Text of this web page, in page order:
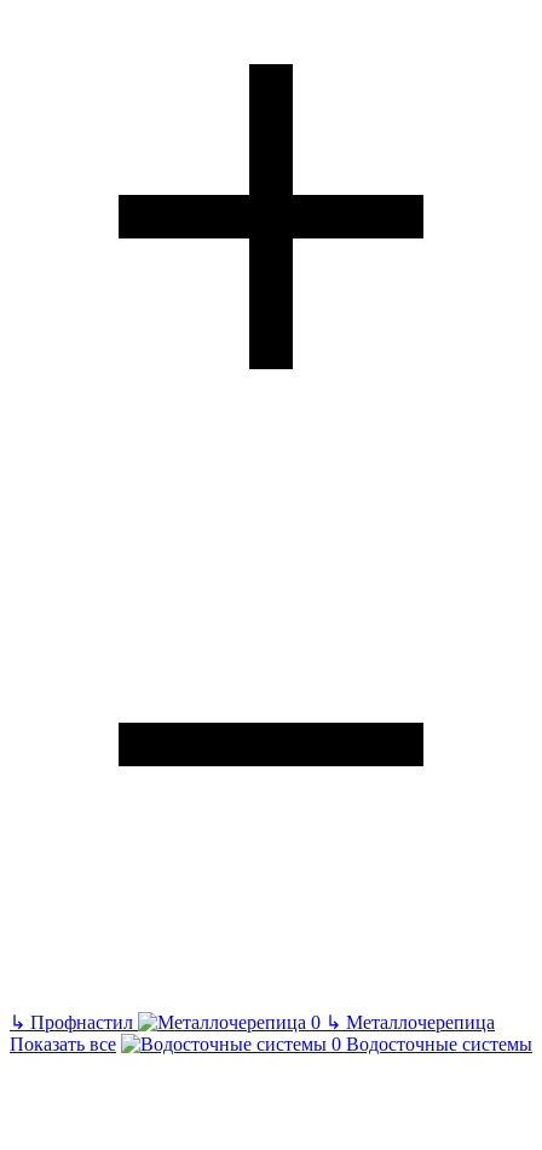
↳ Профнастил ↳ Металлочерепица
Показать все
Водосточные системы